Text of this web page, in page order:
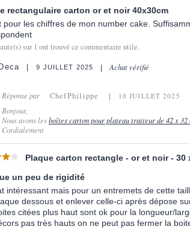
rectangulaire carton or et noir 40x30cm
pour les chiffres de mon number cake.
sur 1 ont trouvé ce commentaire utile.
9 JUILLET 2025 Achat vérifié
Réponse par ChefPhilippe 10 JUILLET 2025
Bonjour,
Nous avons lesboîtes carton pour plateau traiteur de 42 x 32
Cordialement
Plaque carton rectangle - or et noir - 30
un peu de rigidité
intéressant mais pour un entremets de cette
dessous et enlever celle-ci après dépose
citées plus haut sont ok pour la longueur/
pas très hauts on ne peut pas fermer la